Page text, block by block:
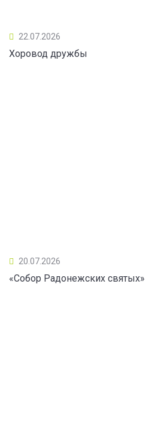
22.07.2026
Хоровод дружбы
20.07.2026
«Собор Радонежских святых»